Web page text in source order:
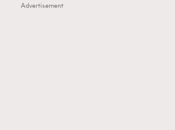
Advertisement